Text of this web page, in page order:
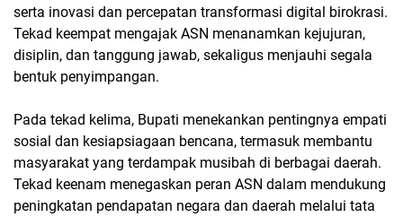
serta inovasi dan percepatan transformasi digital birokrasi.
Tekad keempat mengajak ASN menanamkan kejujuran,
disiplin, dan tanggung jawab, sekaligus menjauhi segala
bentuk penyimpangan.
Pada tekad kelima, Bupati menekankan pentingnya empati
sosial dan kesiapsiagaan bencana, termasuk membantu
masyarakat yang terdampak musibah di berbagai daerah.
Tekad keenam menegaskan peran ASN dalam mendukung
peningkatan pendapatan negara dan daerah melalui tata